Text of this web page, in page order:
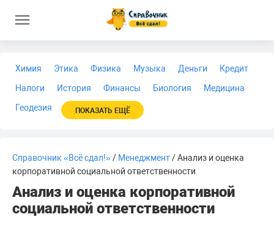
Химия Этика Физика Музыка Деньги
Кредит
Налоги
История Финансы Биология
Медицина
Геодезия
ПОКАЗАТЬ ЕЩЁ
Справочник «Всё сдал!»/ Менеджмент/ Анализ и оценка
корпоративной социальной ответственности
Анализ и оценка корпоративной
социальной ответственности